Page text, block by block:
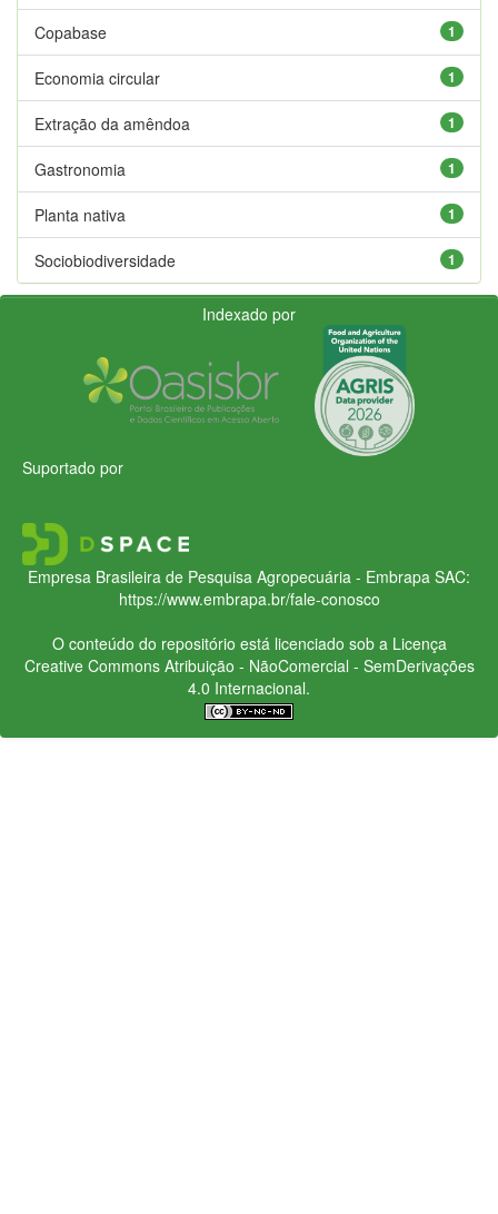
1
Copabase
1
Economia circular
1
Extração da amêndoa
1
Gastronomia
1
Planta nativa
1
Sociobiodiversidade
Indexado por
Suportado por
Empresa Brasileira de Pesquisa Agropecuária - Embrapa SAC:
https://www.embrapa.br/fale-conosco
O conteúdo do repositório está licenciado sob a Licença
Creative CommonsAtribuição - NãoComercial - SemDerivações
4.0 Internacional.